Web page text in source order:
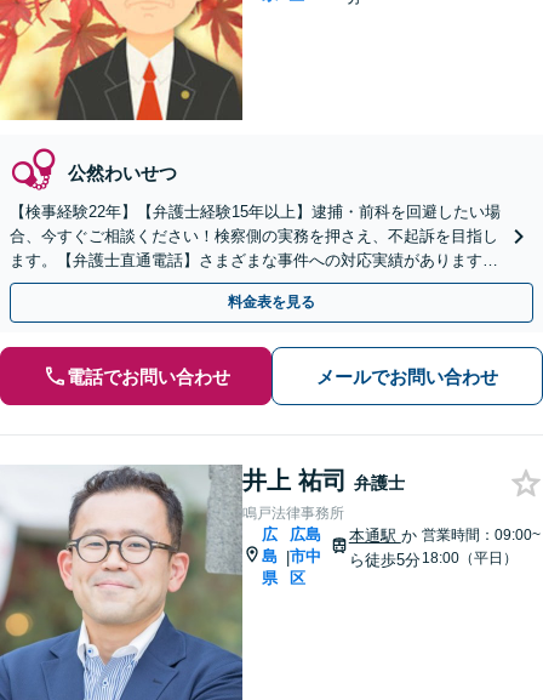
公然わいせつ
【検事経験22年】【弁護士経験15年以上】逮捕・前科を回避したい場
合、今すぐご相談ください！検察側の実務を押さえ、不起訴を目指し
ます。【弁護士直通電話】さまざまな事件への対応実績があります。
【秘密厳守】【中電前電停から徒歩1分】
料金表を見る
電話でお問い合わせ メールでお問い合わせ
井上 祐司 弁護士
鳴戸法律事務所
広
島
県
|
広島
市中
区
本通駅 か
ら徒歩5分
営業時間：09:00~
18:00（平日）